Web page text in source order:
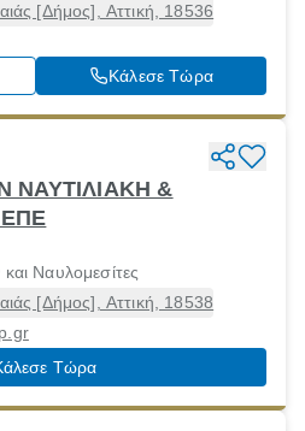
[Δήμος], Αττική, 18536
Κάλεσε Τώρα
ΝΑΥΤΙΛΙΑΚΗ &
Ναυλομεσίτες
[Δήμος], Αττική, 18538
Τώρα